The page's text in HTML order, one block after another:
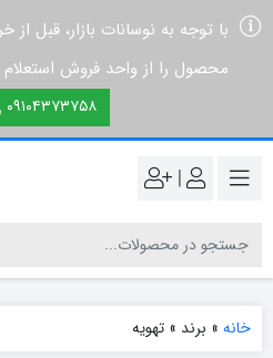
با توجه به نوسانات بازار، قبل
محصول را از واحد فروش استعلام
۰۹۱۰۴۳۷۳۷۵۸
|
خانه » برند » تهویه